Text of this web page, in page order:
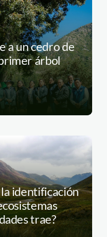
a un cedro de
árbol
identificación
trae?